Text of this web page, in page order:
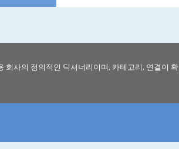
회사의 정의적인 딕셔너리이며, 카테고리, 연결이 확